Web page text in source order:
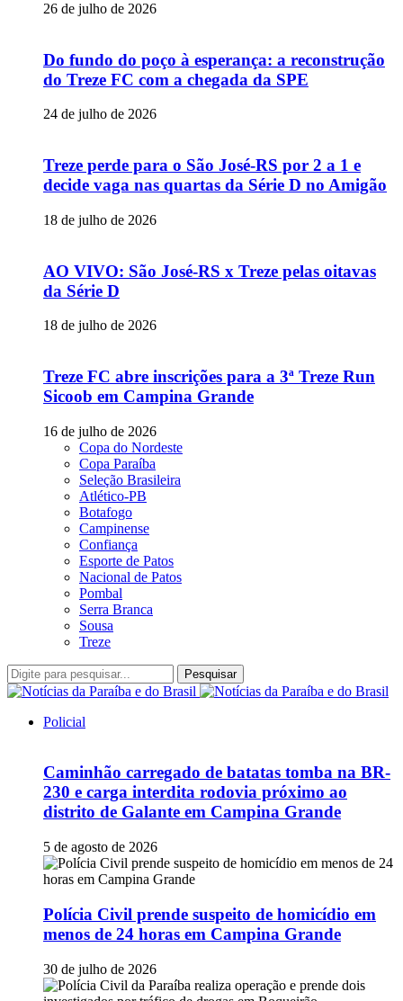
26 de julho de 2026
Do fundo do poço à esperança: a reconstrução
do Treze FC com a chegada da SPE
24 de julho de 2026
Treze perde para o São José-RS por 2 a 1 e
decide vaga nas quartas da Série D no Amigão
18 de julho de 2026
AO VIVO: São José-RS x Treze pelas oitavas
da Série D
18 de julho de 2026
Treze FC abre inscrições para a 3ª Treze Run
Sicoob em Campina Grande
16 de julho de 2026
Copa do Nordeste
Copa Paraíba
Seleção Brasileira
Atlético-PB
Botafogo
Campinense
Confiança
Esporte de Patos
Nacional de Patos
Pombal
Serra Branca
Sousa
Treze
Pesquisar
Policial
Caminhão carregado de batatas tomba na BR-
230 e carga interdita rodovia próximo ao
distrito de Galante em Campina Grande
5 de agosto de 2026
Polícia Civil prende suspeito de homicídio em
menos de 24 horas em Campina Grande
30 de julho de 2026